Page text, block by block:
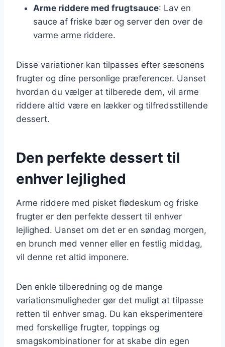
Arme riddere med frugtsauce: Lav en
sauce af friske bær og server den over de
varme arme riddere.
Disse variationer kan tilpasses efter sæsonens
frugter og dine personlige præferencer. Uanset
hvordan du vælger at tilberede dem, vil arme
riddere altid være en lækker og tilfredsstillende
dessert.
Den perfekte dessert til
enhver lejlighed
Arme riddere med pisket flødeskum og friske
frugter er den perfekte dessert til enhver
lejlighed. Uanset om det er en søndag morgen,
en brunch med venner eller en festlig middag,
vil denne ret altid imponere.
Den enkle tilberedning og de mange
variationsmuligheder gør det muligt at tilpasse
retten til enhver smag. Du kan eksperimentere
med forskellige frugter, toppings og
smagskombinationer for at skabe din egen